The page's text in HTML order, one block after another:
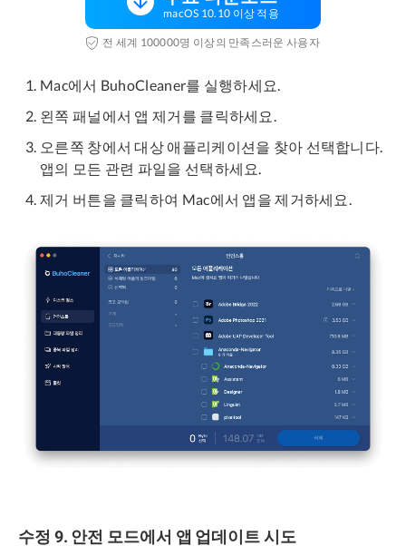
macOS 10.10 이상 적용
전 세계 100000명 이상의 만족스러운 사용자
Mac에서 BuhoCleaner를 실행하세요.
왼쪽 패널에서 앱 제거를 클릭하세요.
오른쪽 창에서 대상 애플리케이션을 찾아 선택합니다.
앱의 모든 관련 파일을 선택하세요.
제거 버튼을 클릭하여 Mac에서 앱을 제거하세요.
수정 9. 안전 모드에서 앱 업데이트 시도